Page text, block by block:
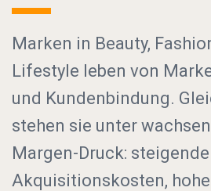
Marken in Beauty,
Lifestyle leben von
und Kundenbindung.
stehen sie unter
Margen-Druck: steigende
Akquisitionskosten, hohe